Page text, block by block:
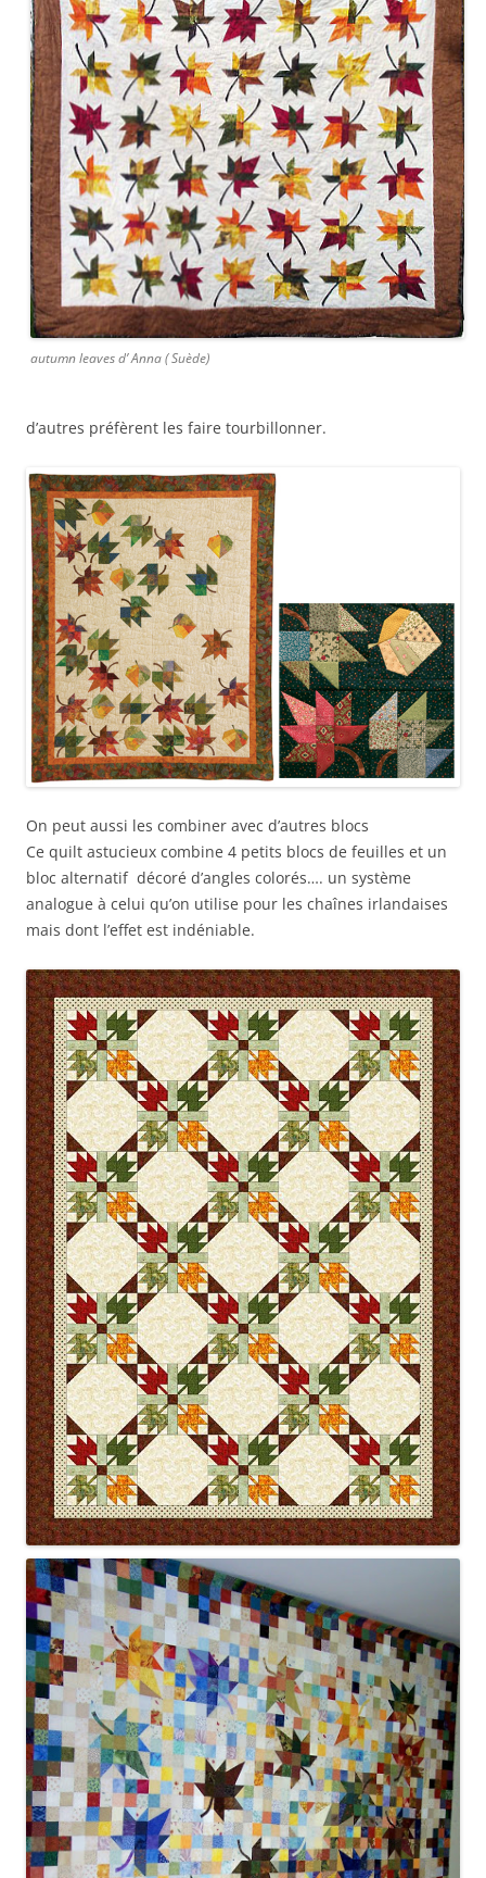
autumn leaves d’ Anna ( Suède)
d’autres préfèrent les faire tourbillonner.
On peut aussi les combiner avec d’autres blocs
Ce quilt astucieux combine 4 petits blocs de feuilles et un
bloc alternatif décoré d’angles colorés…. un système
analogue à celui qu’on utilise pour les chaînes irlandaises
mais dont l’effet est indéniable.